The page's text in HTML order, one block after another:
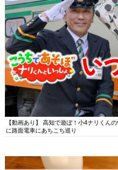
【動画あり】 高知で遊ぼ！小4ナリくん
に路面電車にあちこち巡り